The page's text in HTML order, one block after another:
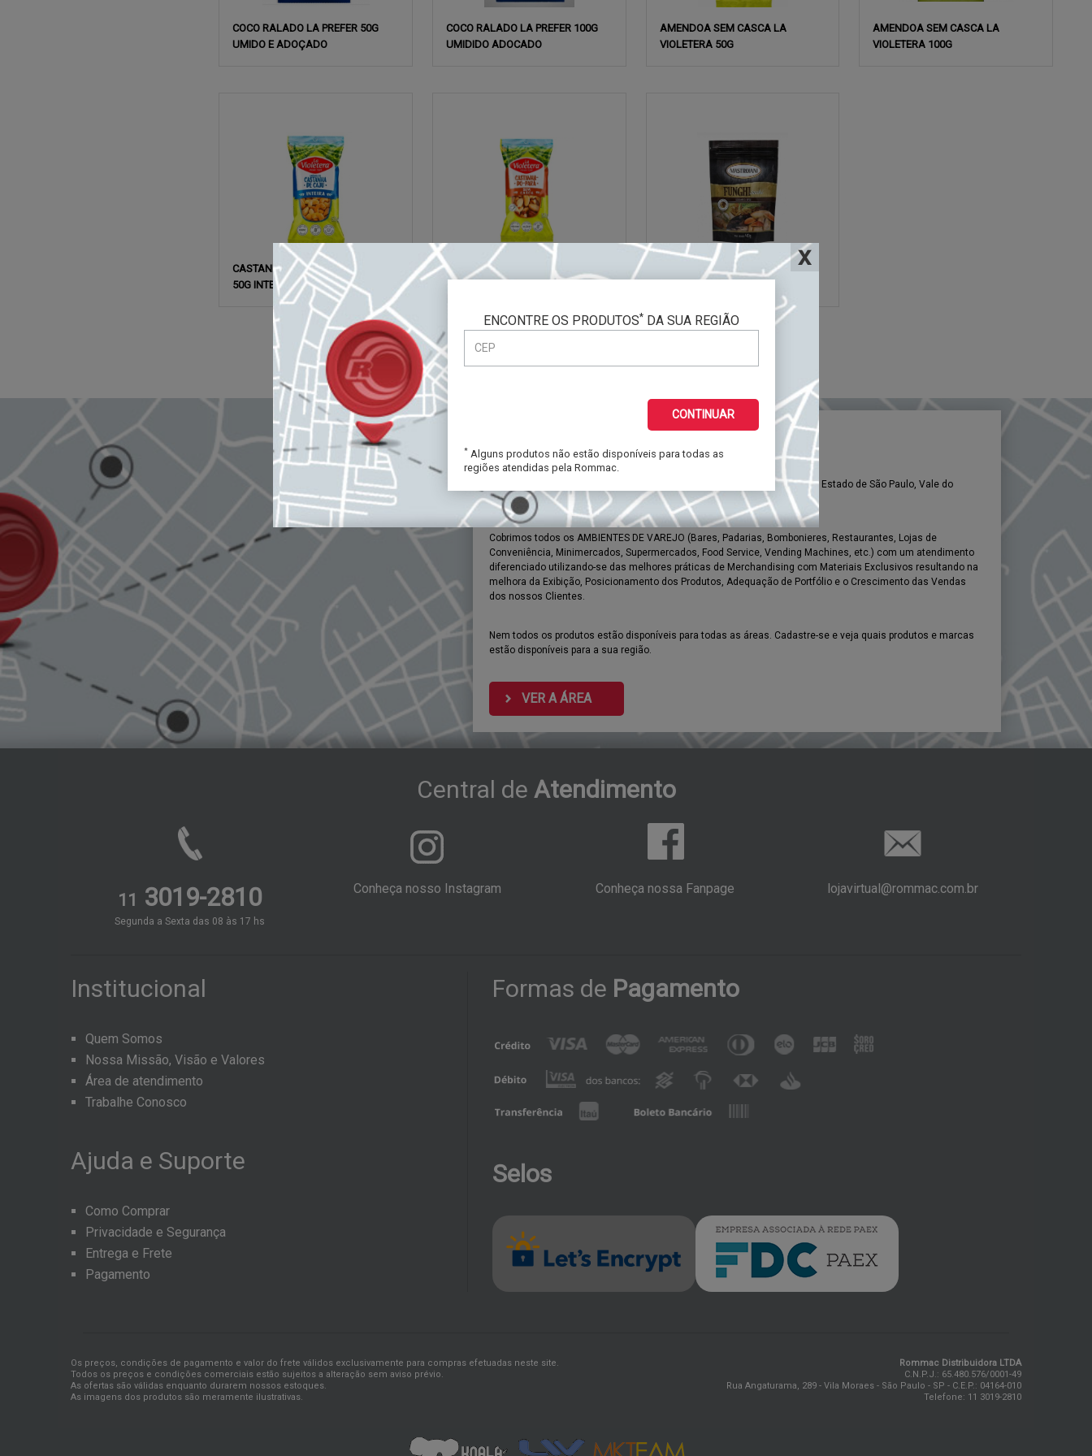
COCO RALADO LA PREFER 50G
UMIDO E ADOÇADO
COCO RALADO LA PREFER 100G
UMIDIDO ADOCADO
AMENDOA SEM CASCA LA
VIOLETERA 50G
AMENDOA SEM CASCA LA
VIOLETERA 100G
CASTANHA CAJU LA VIOLETERA
50G INTEIRA
CASTANHA DO PARA LA VIOLET
COGUMELO SECO 40G
Área de Distribuição
Nossa área de atuação compreende a Grande São Paulo, todo o litoral do Estado de São Paulo, Vale do
Ribeira e Vale do Paraíba.
Clique aqui e confira a nossa Área de Entrega.
Cobrimos todos os AMBIENTES DE VAREJO (Bares, Padarias, Bombonieres, Restaurantes, Lojas de
Conveniência, Minimercados, Supermercados, Food Service, Vending Machines, etc.) com um atendimento
diferenciado utilizando-se das melhores práticas de Merchandising com Materiais Exclusivos resultando na
melhora da Exibição, Posicionamento dos Produtos, Adequação de Portfólio e o Crescimento das Vendas
dos nossos Clientes.
Nem todos os produtos estão disponíveis para todas as áreas. Cadastre-se e veja quais produtos e marcas
estão disponíveis para a sua região.
VER A ÁREA
Central de Atendimento
11 3019-2810
Segunda a Sexta das 08 às 17 hs
Conheça nosso Instagram Conheça nossa Fanpage lojavirtual@rommac.com.br
Institucional
Quem Somos
Nossa Missão, Visão e Valores
Área de atendimento
Trabalhe Conosco
Ajuda e Suporte
Como Comprar
Privacidade e Segurança
Entrega e Frete
Pagamento
Formas de Pagamento
Selos
Os preços, condições de pagamento e valor do frete válidos exclusivamente para compras efetuadas neste site.
Todos os preços e condições comerciais estão sujeitos a alteração sem aviso prévio.
As ofertas são válidas enquanto durarem nossos estoques.
As imagens dos produtos são meramente ilustrativas.
Rommac Distribuidora LTDA
C.N.P.J.: 65.480.576/0001-49
Rua Angaturama, 289 - Vila Moraes - São Paulo - SP - C.E.P.: 04164-010
Telefone: 11 3019-2810
ENCONTRE OS PRODUTOS* DA SUA REGIÃO
CONTINUAR
* Alguns produtos não estão disponíveis para todas as
regiões atendidas pela Rommac.